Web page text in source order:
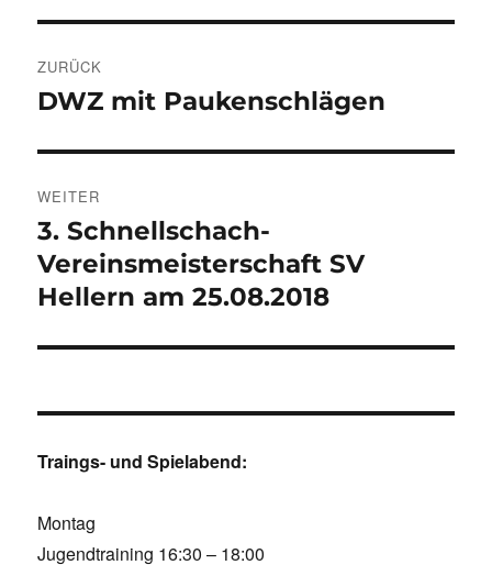
ZURÜCK
Vorheriger
DWZ mit Paukenschlägen
WEITER
Nächster
Beitrag:
3. Schnellschach-
Vereinsmeisterschaft SV
Hellern am 25.08.2018
Traings- und Spielabend:
Montag
Jugendtraining 16:30 – 18:00